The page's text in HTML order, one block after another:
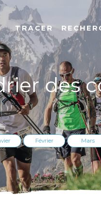
TRACER
des
Février Mars